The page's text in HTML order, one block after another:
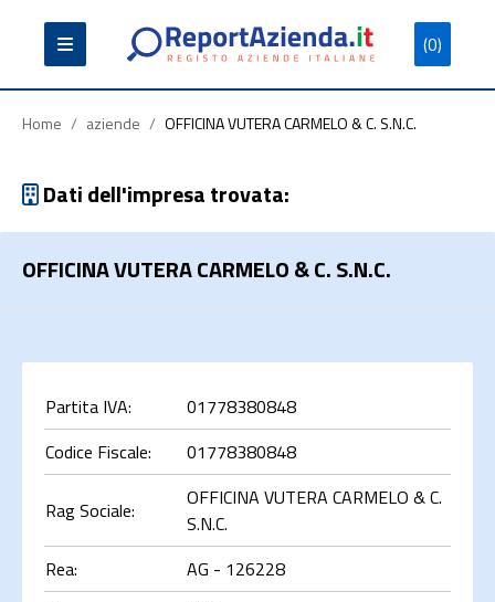
(0)
Partita
Iva
Codice
Fiscale
Ragione
Sociale
Cerca
Home / aziende / OFFICINA VUTERA CARMELO & C. S.N.C.
Dati dell'impresa trovata:
OFFICINA VUTERA CARMELO & C. S.N.C.
Partita IVA:
01778380848
Codice Fiscale:
01778380848
Rag Sociale:
OFFICINA VUTERA CARMELO & C.
S.N.C.
Rea:
AG - 126228